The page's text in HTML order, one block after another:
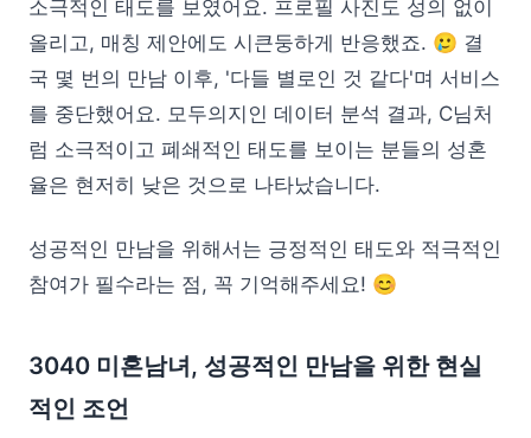
소극적인 태도를 보였어요. 프로필 사진도 성의 없이
올리고, 매칭 제안에도 시큰둥하게 반응했죠. 🥲 결
국 몇 번의 만남 이후, '다들 별로인 것 같다'며 서비스
를 중단했어요. 모두의지인 데이터 분석 결과, C님처
럼 소극적이고 폐쇄적인 태도를 보이는 분들의 성혼
율은 현저히 낮은 것으로 나타났습니다.
성공적인 만남을 위해서는 긍정적인 태도와 적극적인
참여가 필수라는 점, 꼭 기억해주세요! 😊
3040 미혼남녀, 성공적인 만남을 위한 현실
적인 조언